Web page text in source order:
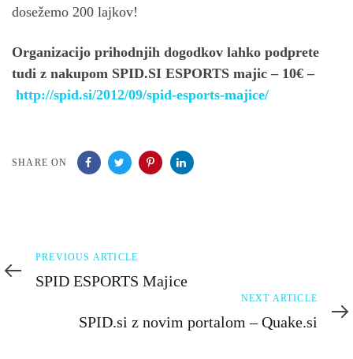
dosežemo 200 lajkov!
Organizacijo prihodnjih dogodkov lahko podprete
tudi z nakupom SPID.SI ESPORTS majic – 10€ –
http://spid.si/2012/09/spid-esports-majice/
SHARE ON
Previous
Article
PREVIOUS ARTICLE
SPID ESPORTS Majice
Article
NEXT ARTICLE
SPID.si z novim portalom – Quake.si